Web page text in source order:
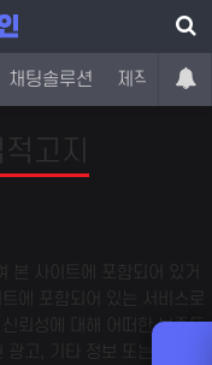
채팅솔루션 제작문의
고지
본 사이트에 포함되어 있거
에 포함되어 있는 서비스로
뢰성에 대해 어떠한 보증도
고, 기타 정보 또는 제안의